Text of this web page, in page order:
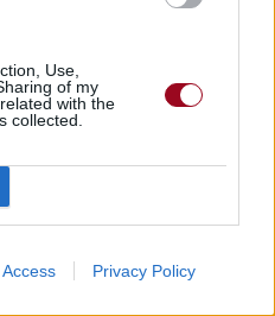
Use,
of my
with the
collected.
Privacy Policy
MP3 sur
CD sur
ou une partition au